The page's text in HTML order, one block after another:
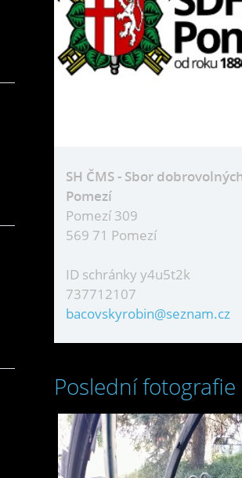
SH ČMS - Sbor
Pomezí
Pomezí 309
569 71 Pomezí
ID schránky y4u5t2k
737712107
bacovskyrobin@seznam.cz
Poslední fotografie